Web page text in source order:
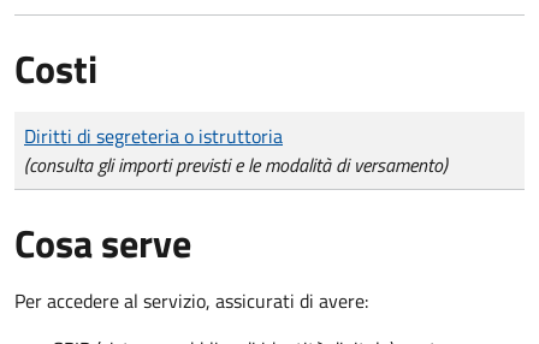
Costi
Tipo di pagamento
Importo
Diritti di segreteria o istruttoria
(consulta gli importi previsti e le modalità di versamento)
Cosa serve
Per accedere al servizio, assicurati di avere: